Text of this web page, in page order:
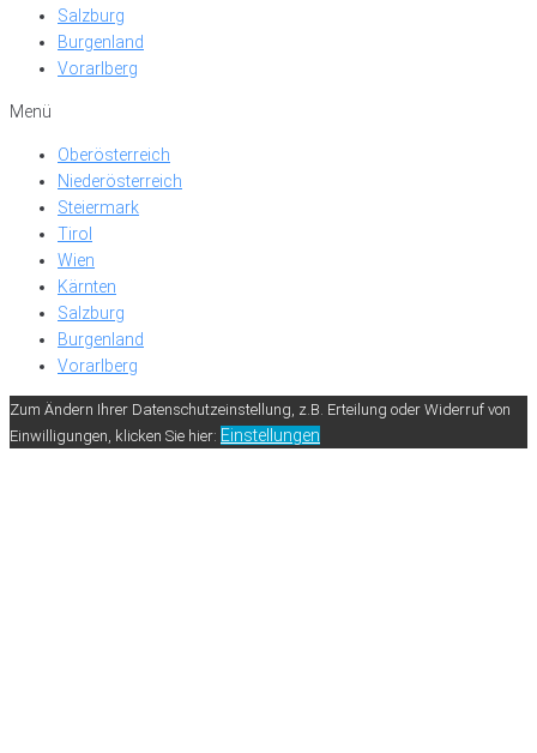
Salzburg
Burgenland
Vorarlberg
Menü
Oberösterreich
Niederösterreich
Steiermark
Tirol
Wien
Kärnten
Salzburg
Burgenland
Vorarlberg
Zum Ändern Ihrer Datenschutzeinstellung, z.B. Erteilung oder Widerruf von
Einwilligungen, klicken Sie hier: Einstellungen